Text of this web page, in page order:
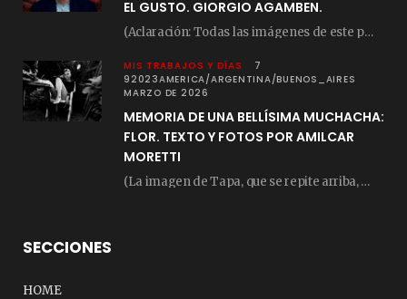
EL GUSTO. GIORGIO AGAMBEN.
(Aclaración: Todas las imágenes de este posteo fueron tomadas de Bloghemia.com, y todos los…
MIS TRABAJOS Y DÍAS
7
92023AMERICA/ARGENTINA/BUENOS_AIRES
MARZO DE 2026
MEMORIA DE UNA BELLÍSIMA MUCHACHA:
FLOR. TEXTO Y FOTOS POR AMILCAR
MORETTI
(La imagen de Tapa, que se repite arriba, fue compuesta por Amilcar Moretti el viernes…
SECCIONES
HOME